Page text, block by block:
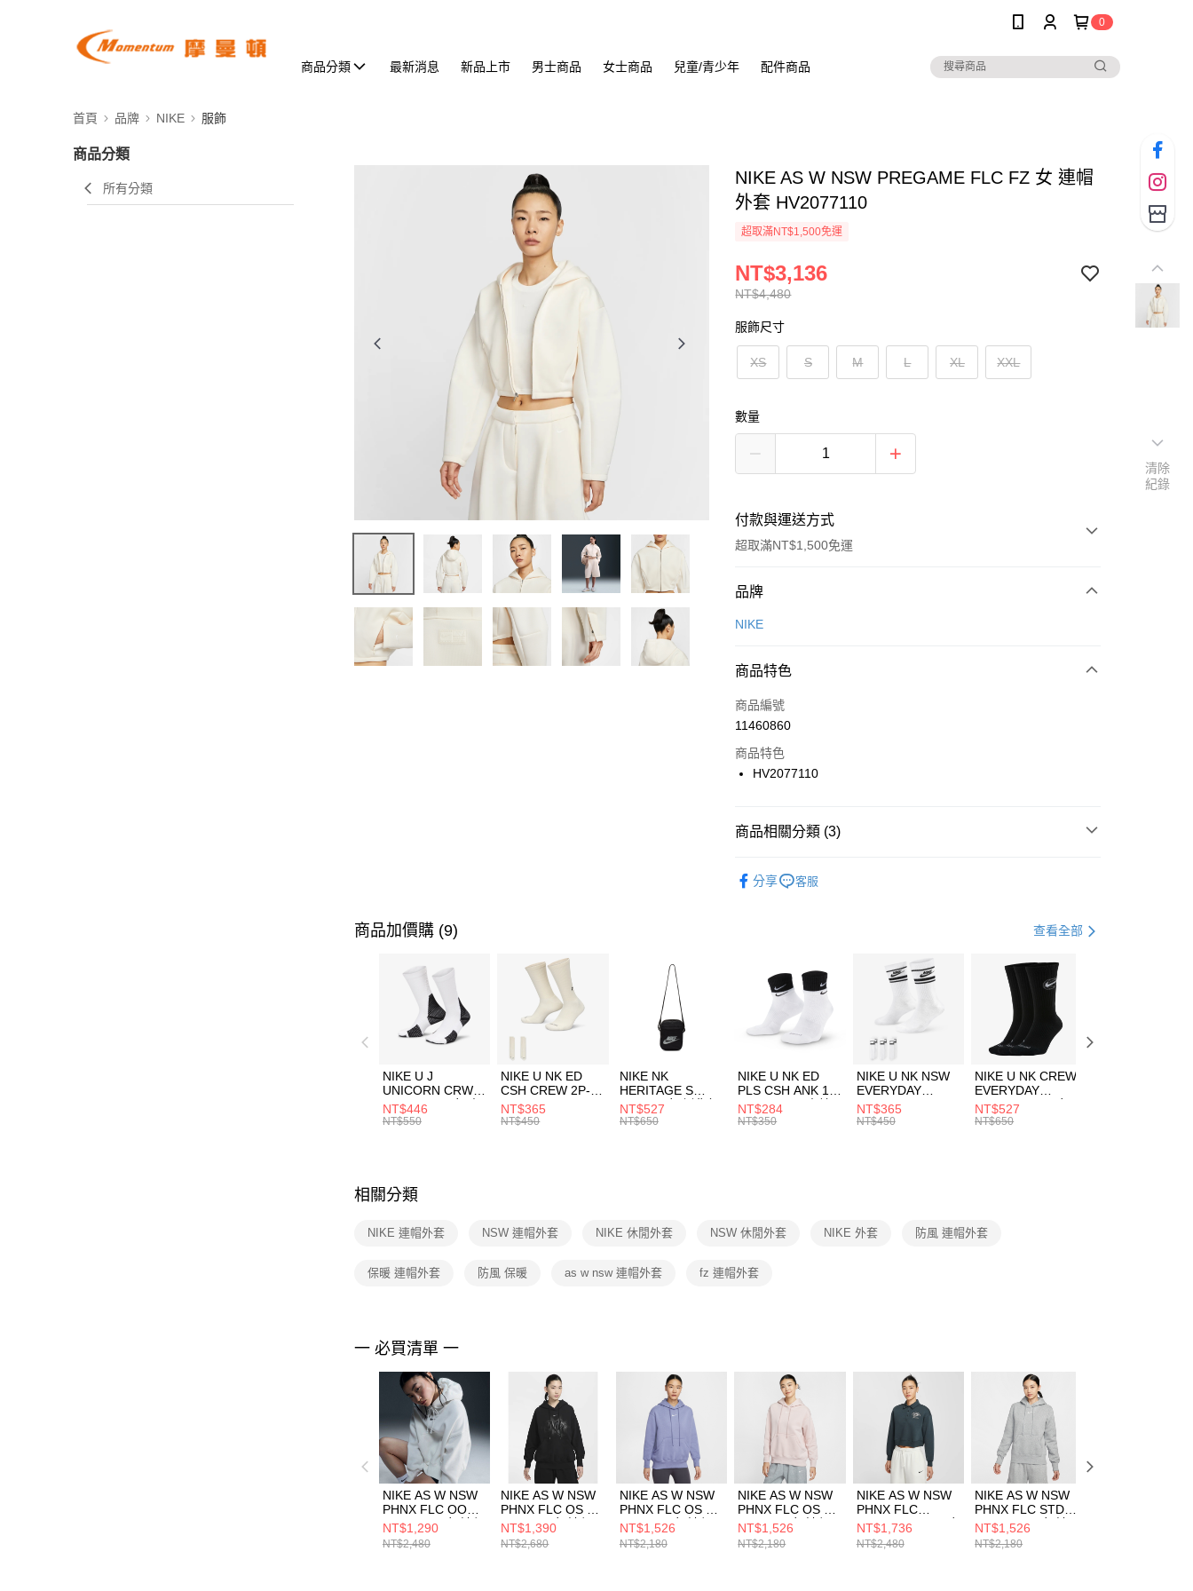
0
商品分類 最新消息 新品上市 男士商品 女士商品 兒童/青少年 配件商品
首頁 品牌 NIKE 服飾
商品分類
所有分類
NIKE AS W NSW PREGAME FLC FZ 女 連帽
外套 HV2077110
超取滿NT$1,500免運
NT$4,480
NT$3,136
服飾尺寸
XS S M L XL XXL
數量
付款與運送方式
超取滿NT$1,500免運
付款方式
信用卡一次付款
合作金庫商業銀行
華南商業銀行
上海商業儲蓄銀行
國泰世華商業銀行
聯邦商業銀行
台新國際商業銀行
LINE Pay
Apple Pay
【關於「AFTEE先享後付」】
３．安心：先確認商品／服務後，再付款。
【「AFTEE先享後付」結帳流程】
１．於結帳方式選擇「AFTEE先享後付」後，將跳轉至「AFTEE先享後
付」結帳頁面，進行簡訊認證並確認金額後，即可完成結帳。
２．訂單成立數日內，您將收到繳費通知簡訊。
３．收到繳費通知簡訊後14天內，點擊此簡訊中的連結，可透過四大超商
／ATM／網路銀行／等多元方式進行付款，方視為交易完成。
※ 請注意：結帳手續完成當下不需立刻繳費，但若您需要取消訂單，請聯
絡購買商品的店家。未經商家同意取消之訂單仍視為有效，需透過AFTEE
先享後付繳納相關費用。
１．透過由恩沛科技股份有限公司提供之「AFTEE先享後付」服務完成之
交易，需依本服務之必要範圍內提供個人資料，並將交易相關給付款項請
２．關於個人資料處理事宜，請瀏覽以下網址：
結果請求用戶進行身份認證。
５．嚴禁一人註冊多個帳號或使用他人資訊註冊。若發現惡意使用之情
形，恩沛科技股份有限公司將有權停止該用戶之使用額度並採取法律行
每筆NT$100，滿NT$1,500(含以上)免運費
每筆NT$100，滿NT$1,500(含以上)免運費
付款後門市自取
每筆NT$100，滿NT$1,500(含以上)免運費
品牌
NIKE
商品特色
商品編號
11460860
商品特色
HV2077110
商品相關分類 (3)
分享 客服
商品加價購 (9) 查看全部
NIKE U J
UNICORN CRW
1PR -160 男女 中
統襪 FZ3393100
NT$446
NT$550
NIKE U NK ED
CSH CREW 2P-
144 EMBRDY 男
女 短統襪
NT$365
NT$450
NIKE NK
HERITAGE S
SMIT 男女 側背包
BA5871010
NT$527
NT$650
NIKE U NK ED
PLS CSH ANK 1P
144 DBL 男 中統
襪 DH4058104
NT$284
NT$350
NIKE U NK NSW
EVERYDAY
ESSENTIAL CR
男女 短統襪
NT$365
NT$450
NIKE U NK CREW
EVERYDAY
BBALL 3PR 男女
長統襪
NT$527
NT$650
相關分類
NIKE 連帽外套 NSW 連帽外套 NIKE 休閒外套 NSW 休閒外套 NIKE 外套 防風 連帽外套
保暖 連帽外套 防風 保暖 as w nsw 連帽外套 fz 連帽外套
一 必買清單 一
NIKE AS W NSW
PHNX FLC OOS
PO HOOD 女 連帽
上衣 DQ5859133
NT$1,290
NT$2,480
NIKE AS W NSW
PHNX FLC OS PO
HD GCE 女 連帽
上衣 HQ4869010
NT$1,390
NT$2,680
NIKE AS W NSW
PHNX FLC OS PO
HOODIE 女 連帽
上衣 DQ5861499
NT$1,526
NT$2,180
NIKE AS W NSW
PHNX FLC OS PO
HOODIE 女 連帽
上衣 DQ5861667
NT$1,526
NT$2,180
NIKE AS W NSW
PHNX FLC
COLLARED PO 女
長袖上衣
IM7487390
NT$1,736
NT$2,480
NIKE AS W NSW
PHNX FLC STD
PO HOODI 女 連
帽上衣
HF6840063
NT$1,526
NT$2,180
清除
紀錄